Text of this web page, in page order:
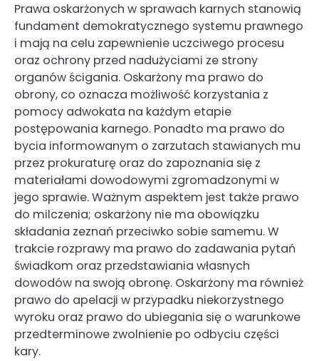
Prawa oskarżonych w sprawach karnych stanowią
fundament demokratycznego systemu prawnego
i mają na celu zapewnienie uczciwego procesu
oraz ochrony przed nadużyciami ze strony
organów ścigania. Oskarżony ma prawo do
obrony, co oznacza możliwość korzystania z
pomocy adwokata na każdym etapie
postępowania karnego. Ponadto ma prawo do
bycia informowanym o zarzutach stawianych mu
przez prokuraturę oraz do zapoznania się z
materiałami dowodowymi zgromadzonymi w
jego sprawie. Ważnym aspektem jest także prawo
do milczenia; oskarżony nie ma obowiązku
składania zeznań przeciwko sobie samemu. W
trakcie rozprawy ma prawo do zadawania pytań
świadkom oraz przedstawiania własnych
dowodów na swoją obronę. Oskarżony ma również
prawo do apelacji w przypadku niekorzystnego
wyroku oraz prawo do ubiegania się o warunkowe
przedterminowe zwolnienie po odbyciu części
kary.